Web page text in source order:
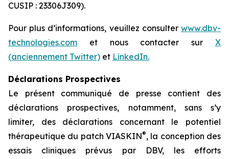
CUSIP : 23306J309).
Pour plus d’informations, veuillez consulter www.dbv-
technologies.com et nous contacter sur X
(anciennement Twitter) et LinkedIn.
Déclarations Prospectives
Le présent communiqué de presse contient des
déclarations prospectives, notamment, sans s’y
limiter, des déclarations concernant le potentiel
thérapeutique du patch VIASKIN®, la conception des
essais cliniques prévus par DBV, les efforts